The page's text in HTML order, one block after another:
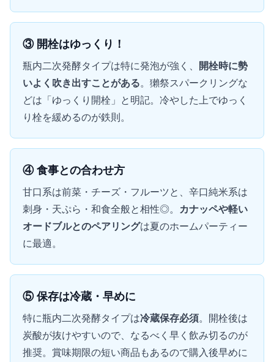
③ 開栓はゆっくり！
瓶内二次発酵タイプは特に発泡が強く、 開栓時に勢
いよく吹き出すことがある。獺祭スパークリングな
どは「ゆっくり開栓」と明記。冷やした上でゆっく
り栓を緩めるのが鉄則。
④ 食事との合わせ方
甘口系は前菜・チーズ・フルーツと、辛口純米系は
刺身・天ぷら・和食全般と相性◎。 カナッペや軽い
オードブルとのペアリングは夏のホームパーティー
に最適。
⑤ 保存は冷蔵・早めに
特に瓶内二次発酵タイプは冷蔵保存必須。開栓後は
炭酸が抜けやすいので、なるべく早く飲み切るのが
推奨。賞味期限の短い商品もあるので購入後早めに